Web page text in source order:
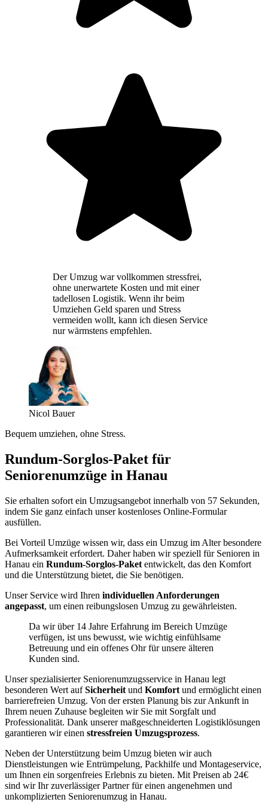
Der Umzug war vollkommen stressfrei,
ohne unerwartete Kosten und mit einer
tadellosen Logistik. Wenn ihr beim
Umziehen Geld sparen und Stress
vermeiden wollt, kann ich diesen Service
nur wärmstens empfehlen.
Nicol Bauer
Bequem umziehen, ohne Stress.
Rundum-Sorglos-Paket für
Seniorenumzüge in Hanau
Sie erhalten sofort ein Umzugsangebot innerhalb von 57 Sekunden,
indem Sie ganz einfach unser kostenloses Online-Formular
ausfüllen.
Bei Vorteil Umzüge wissen wir, dass ein Umzug im Alter besondere
Aufmerksamkeit erfordert. Daher haben wir speziell für Senioren in
Hanau ein Rundum-Sorglos-Paket entwickelt, das den Komfort
und die Unterstützung bietet, die Sie benötigen.
Unser Service wird Ihren individuellen Anforderungen
angepasst, um einen reibungslosen Umzug zu gewährleisten.
Da wir über 14 Jahre Erfahrung im Bereich Umzüge
verfügen, ist uns bewusst, wie wichtig einfühlsame
Betreuung und ein offenes Ohr für unsere älteren
Kunden sind.
Unser spezialisierter Seniorenumzugsservice in Hanau legt
besonderen Wert aufSicherheit und Komfort und ermöglicht einen
barrierefreien Umzug. Von der ersten Planung bis zur Ankunft in
Ihrem neuen Zuhause begleiten wir Sie mit Sorgfalt und
Professionalität. Dank unserer maßgeschneiderten Logistiklösungen
garantieren wir einen stressfreien Umzugsprozess.
Neben der Unterstützung beim Umzug bieten wir auch
Dienstleistungen wie Entrümpelung, Packhilfe und Montageservice,
um Ihnen ein sorgenfreies Erlebnis zu bieten. Mit Preisen ab 24€
sind wir Ihr zuverlässiger Partner für einen angenehmen und
unkomplizierten Seniorenumzug in Hanau.